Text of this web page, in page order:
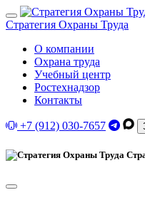
Стратегия Охраны Труда
О компании
Охрана труда
Учебный центр
Ростехнадзор
Контакты
+7 (912) 030-7657